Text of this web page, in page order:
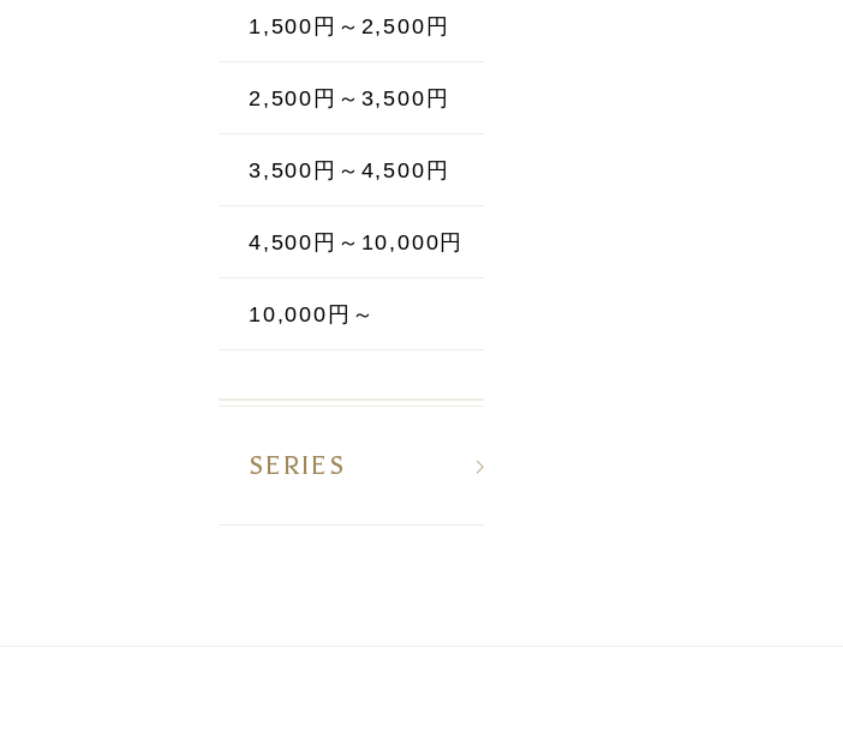
1,500円～2,500円
2,500円～3,500円
3,500円～4,500円
4,500円～10,000円
10,000円～
SERIES